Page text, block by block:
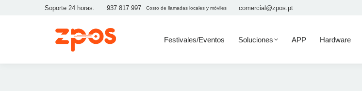
Soporte 24 horas: 937 817 997 Costo de llamadas locales y móviles comercial@zpos.pt
Festivales/Eventos Soluciones APP Hardware